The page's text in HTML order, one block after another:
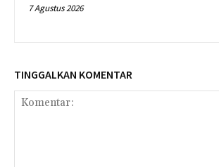
7 Agustus 2026
TINGGALKAN KOMENTAR